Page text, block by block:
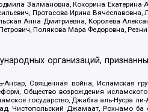
Залмановна, Кокорина
Протасова Ирина
Анна Дмитриевна, Королева
Полякова Мара Федоровна,
организаций,
Священная война, Исламская
Общество возрождения
государство, Джабха аль-
Джамаат, Рохнамо ба